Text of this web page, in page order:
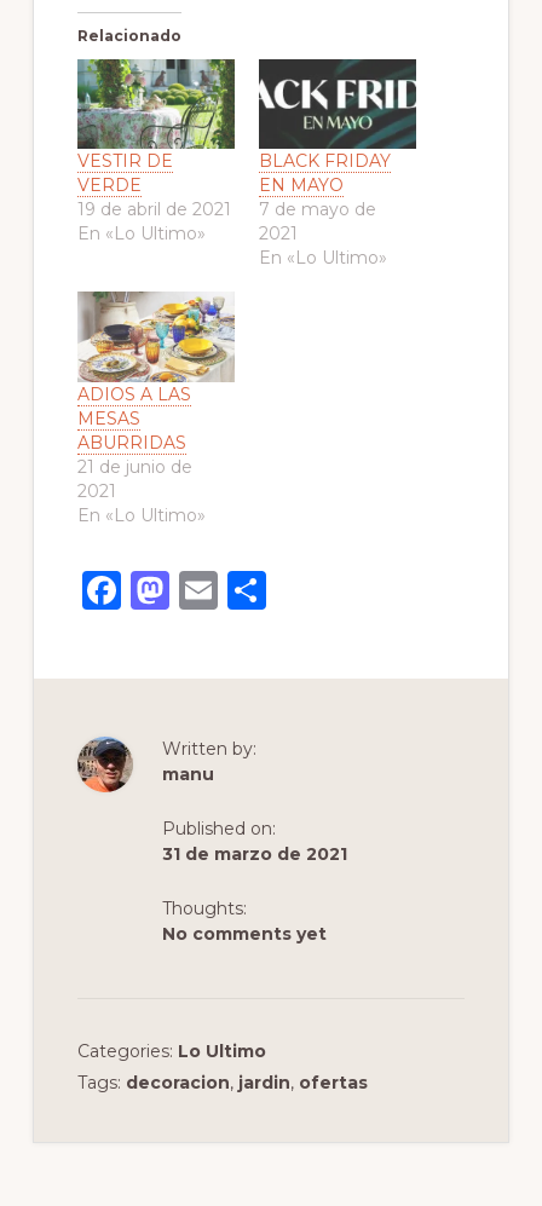
Relacionado
VESTIR DE
VERDE
19 de abril de 2021
En «Lo Ultimo»
BLACK FRIDAY
EN MAYO
7 de mayo de
2021
En «Lo Ultimo»
ADIOS A LAS
MESAS
ABURRIDAS
21 de junio de
2021
En «Lo Ultimo»
F
c
b
o
M
st
d
o
n
E
ai
C
m
r
Written by:
manu
Published on:
31 de marzo de 2021
Thoughts:
No comments yet
Categories: Lo Ultimo
Tags: decoracion, jardin, ofertas